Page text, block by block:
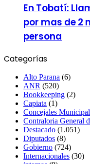
En Tobatí:
por mas de 2
persona
Categorías
Alto Parana (6)
ANR (520)
Bookkeeping (2)
Capiata (1)
Concejales
Contraloria General
Destacado (1.051)
Diputados (8)
Gobierno (724)
Internacionales (30)